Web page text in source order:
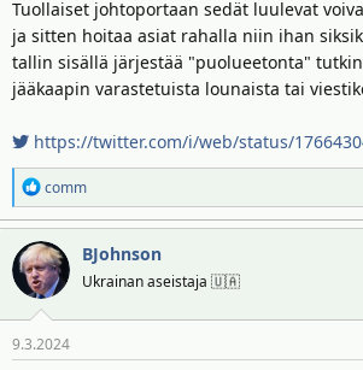
Tuollaiset johtoportaan sedät luulevat
ja sitten hoitaa asiat rahalla niin ihan
tallin sisällä järjestää "puolueetonta"
jääkaapin varastetuista lounaista tai
https://twitter.com/i/web/status/
R
e
a
k
t
i
o
t
comm
BJohnson
Ukrainan aseistaja 🇺🇦
9.3.2024